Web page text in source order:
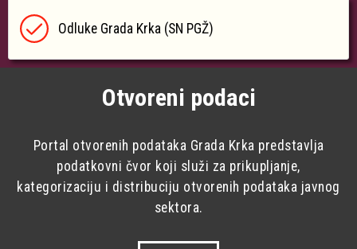
Odluke Grada Krka (SN PGŽ)
Otvoreni podaci
Portal otvorenih podataka Grada Krka predstavlja
podatkovni čvor koji služi za prikupljanje,
kategorizaciju i distribuciju otvorenih podataka javnog
sektora.